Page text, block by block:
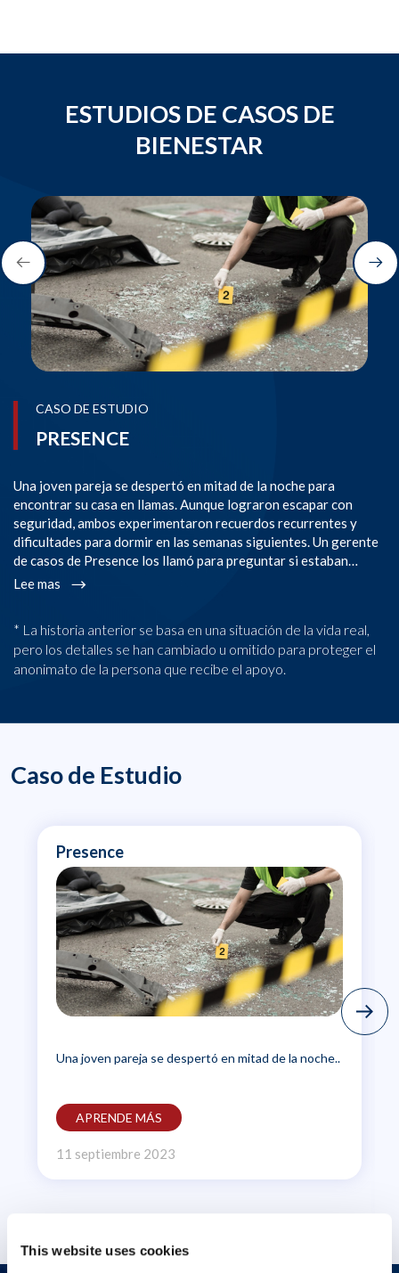
This website uses cookies
ESTUDIOS DE CASOS DE
BIENESTAR
CASO DE ESTUDIO
PRESENCE
Una joven pareja se despertó en mitad de la noche para
encontrar su casa en llamas. Aunque lograron escapar con
seguridad, ambos experimentaron recuerdos recurrentes y
dificultades para dormir en las semanas siguientes. Un gerente
de casos de Presence los llamó para preguntar si estaban…
Lee mas
* La historia anterior se basa en una situación de la vida real,
pero los detalles se han cambiado u omitido para proteger el
anonimato de la persona que recibe el apoyo.
Caso de Estudio
Presence
Una joven pareja se despertó en mitad de la noche..
APRENDE MÁS
11 septiembre 2023